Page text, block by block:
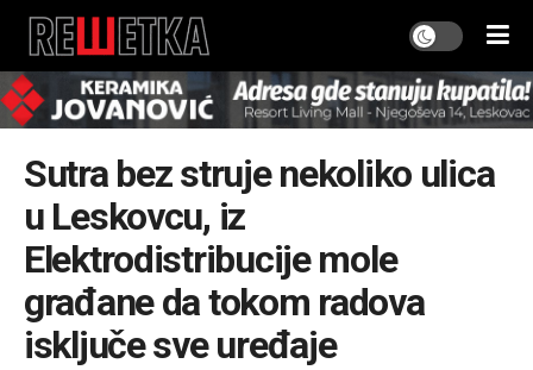
Sutra bez struje nekoliko ulica
u Leskovcu, iz
Elektrodistribucije mole
građane da tokom radova
isključe sve uređaje